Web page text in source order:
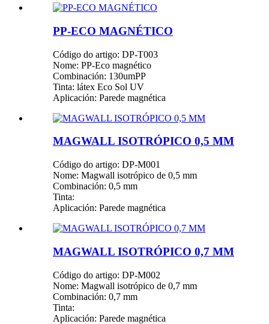
PP-ECO MAGNÉTICO
Código do artigo: DP-T003
Nome: PP-Eco magnético
Combinación: 130umPP
Tinta: látex Eco Sol UV
Aplicación: Parede magnética
MAGWALL ISOTRÓPICO 0,5 MM
Código do artigo: DP-M001
Nome: Magwall isotrópico de 0,5 mm
Combinación: 0,5 mm
Tinta:
Aplicación: Parede magnética
MAGWALL ISOTRÓPICO 0,7 MM
Código do artigo: DP-M002
Nome: Magwall isotrópico de 0,7 mm
Combinación: 0,7 mm
Tinta:
Aplicación: Parede magnética